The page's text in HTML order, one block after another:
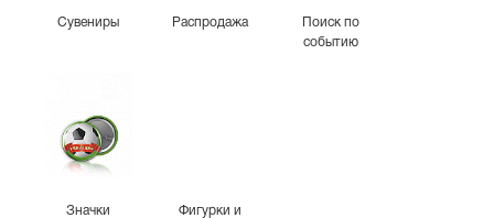
Сувениры Распродажа
Поиск по
событию
Значки
Фигурки и